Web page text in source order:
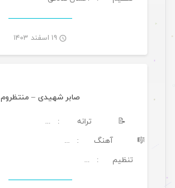
۱۹ اسفند ۱۴۰۳
صابر شهیدی – منتظروم
📝 ترانه : ...
🎼 آهنگ : ...
تنظیم
: ...